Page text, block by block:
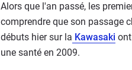
Alors que l'an passé, les
comprendre que son passage
débuts hier sur la Kawasaki
une santé en 2009.